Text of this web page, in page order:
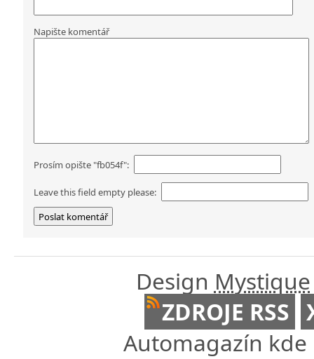
Napište komentář
Prosím opište "fb054f":
Leave this field empty please:
Design Mystique
ZDROJE RSS
Automagazín